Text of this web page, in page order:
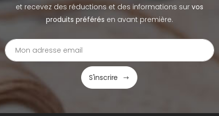
et recevez des réductions et des informations sur vos
produits préférés en avant première.
S'inscrire